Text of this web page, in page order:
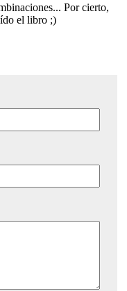
Por cierto,
el libro ;)